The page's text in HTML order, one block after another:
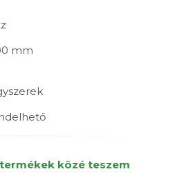
mm
közé teszem